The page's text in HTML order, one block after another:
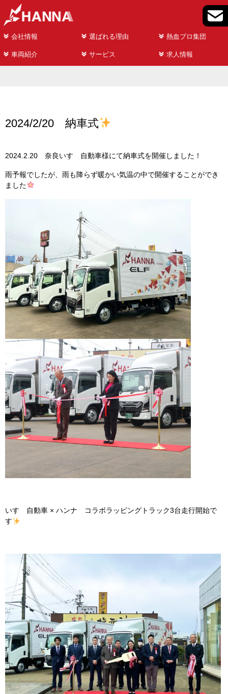
会社情報 選ばれる理由 熱血プロ集団
車両紹介 サービス 求人情報
2024/2/20 納車式
2024.2.20 奈良いすゞ自動車様にて納車式を開催しました！
雨予報でしたが、雨も降らず暖かい気温の中で開催することができ
ました
いすゞ自動車 × ハンナ コラボラッピングトラック3台走行開始で
す